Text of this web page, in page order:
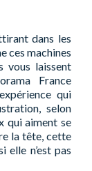
dans les
ces machines
vous laissent
France
qui
selon
qui aiment se
la tête, cette
elle n’est pas